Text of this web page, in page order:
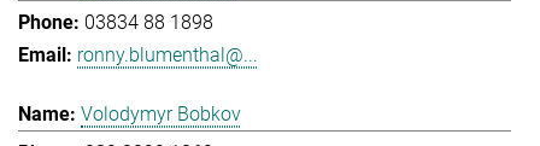
03834 88 1898
ronny.blumenthal@...
Volodymyr Bobkov